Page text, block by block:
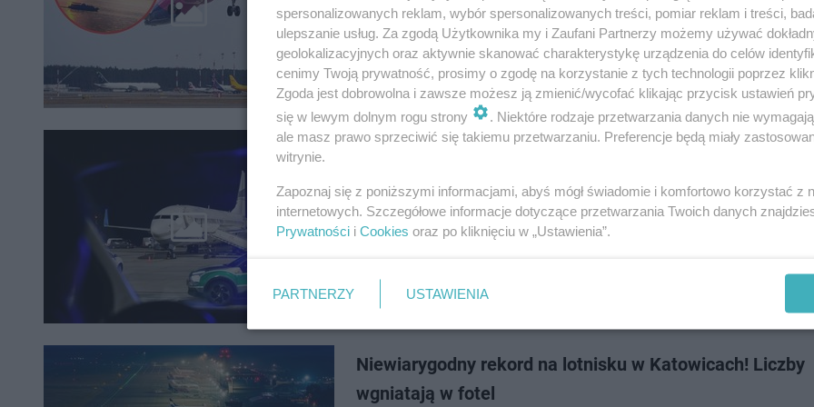
przewoźnik ogłosił uruchomienie nowego połączenia z lotniska w Katowicach.
polecimy do Ochrydy w Macedon…
Marzenia o wakacjach w Splicie skończyły się dla grupy Polaków wielką awanturą
lotnisku. Pasażerowie nie zostali wpuszczeni na pokład samolotu do Chorwacji.
Interweniować musiała Straż Graniczna, …
Niewiarygodny rekord na lotnisku w Katowicach! Liczby
wgniatają w fotel
spersonalizowanych reklam, wybór spersonalizowanych treści, pomiar reklam i treści,
ulepszanie usług. Za zgodą Użytkownika my i Zaufani Partnerzy możemy używać
geolokalizacyjnych oraz aktywnie skanować charakterystykę urządzenia do celów
cenimy Twoją prywatność, prosimy o zgodę na korzystanie z tych technologii poprzez
Zgoda jest dobrowolna i zawsze możesz ją zmienić/wycofać klikając przycisk ustawień
się w lewym dolnym rogu strony
. Niektóre rodzaje przetwarzania danych nie
ale masz prawo sprzeciwić się takiemu przetwarzaniu. Preferencje będą miały
witrynie.
Zapoznaj się z poniższymi informacjami, abyś mógł świadomie i komfortowo korzystać z
internetowych. Szczegółowe informacje dotyczące przetwarzania Twoich danych
Prywatności i Cookies oraz po kliknięciu w „Ustawienia”.
PARTNERZY USTAWIENIA